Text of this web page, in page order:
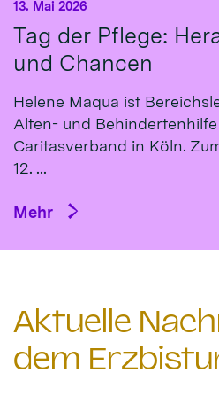
Tag der Pflege:
und Chancen
13. Mai 2026
Helene Maqua ist
Alten- und
Caritasverband in Köln.
12. ...
Mehr
Aktuelle
dem